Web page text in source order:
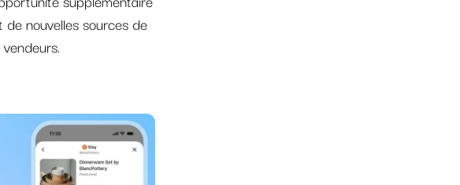
nouvelles sources de